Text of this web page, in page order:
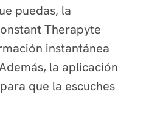
puedas, la
Therapyte
instantánea
la aplicación
que la escuches